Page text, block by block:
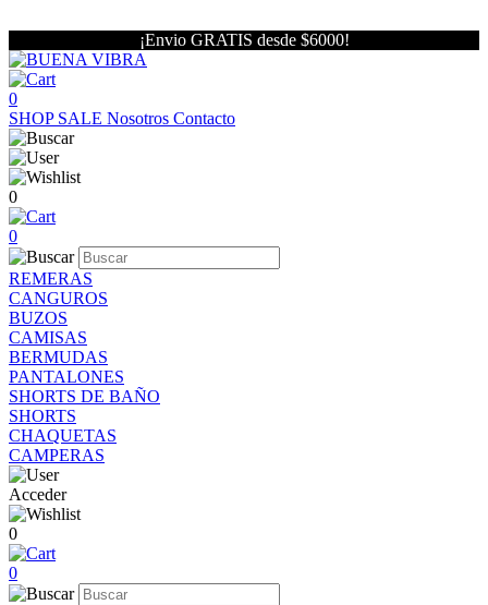
¡Envio GRATIS desde $6000!
0
SHOP SALE Nosotros Contacto
0
0
REMERAS
CANGUROS
BUZOS
CAMISAS
BERMUDAS
PANTALONES
SHORTS DE BAÑO
SHORTS
CHAQUETAS
CAMPERAS
Acceder
0
0